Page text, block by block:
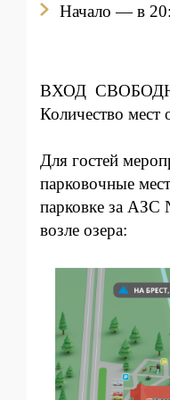
Начало — в
ВХОД
Количество мест
Для гостей
парковочные
парковке за АЗС
возле озера: